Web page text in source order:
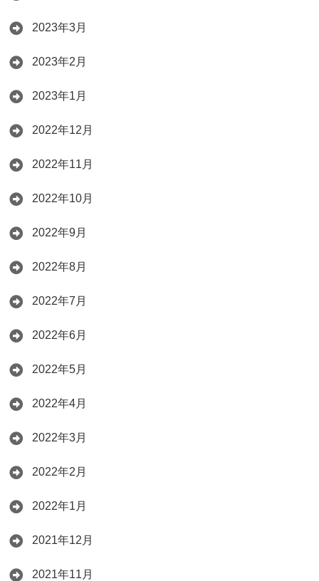
2023年3月
2023年2月
2023年1月
2022年12月
2022年11月
2022年10月
2022年9月
2022年8月
2022年7月
2022年6月
2022年5月
2022年4月
2022年3月
2022年2月
2022年1月
2021年12月
2021年11月